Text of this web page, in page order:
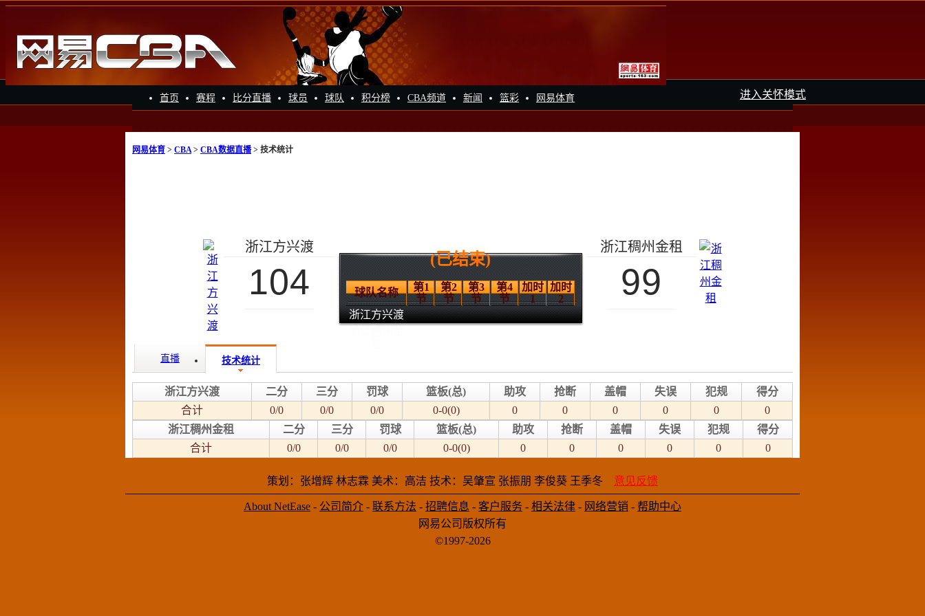
进入关怀模式
首页 赛程 比分直播 球员 球队 积分榜 CBA频道 新闻 篮彩 网易体育
网易体育 > CBA> CBA数据直播> 技术统计
浙江方兴渡
104
(已结束)
球队名称
第1
节
第2
节
第3
节
第4
节
加时
1
加时
2
浙江方兴渡
浙江稠州金租
99
直播 技术统计
浙江方兴渡 二分 三分 罚球 篮板(总) 助攻 抢断 盖帽 失误 犯规
得分
合计
0/0 0/0 0/0 0-0(0) 0 0 0 0 0
0
浙江稠州金租
二分 三分 罚球 篮板(总) 助攻 抢断 盖帽 失误 犯规
得分
合计
0/0 0/0 0/0 0-0(0) 0 0 0 0 0 0
策划：张增辉 林志霖 美术：高洁 技术：吴肇宣 张振朋 李俊葵 王季冬 意见反馈
About NetEase - 公司简介 - 联系方法 - 招聘信息 - 客户服务 - 相关法律 - 网络营销 - 帮助中心
网易公司版权所有
©1997-2026